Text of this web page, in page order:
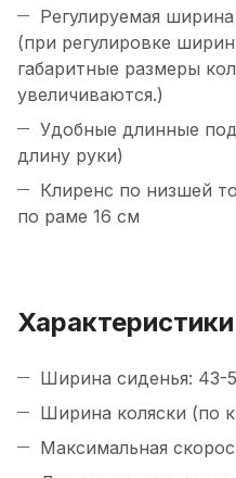
Регулируемая
(при регулировке
габаритные размеры
увеличиваются.)
Удобные длинные
длину руки)
Клиренс по низшей
по раме 16 см
Характеристики
Ширина сиденья: 43-
Ширина коляски (по
Максимальная